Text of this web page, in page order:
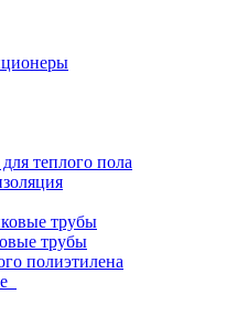
теплого пола
трубы
трубы
полиэтилена